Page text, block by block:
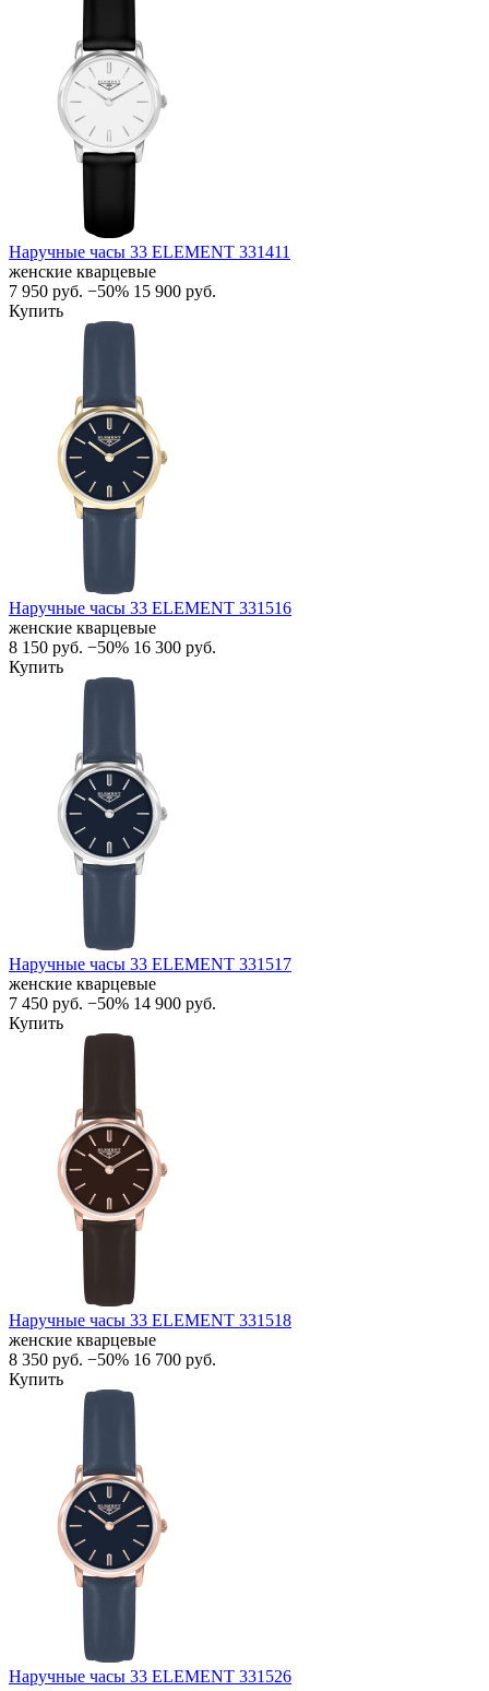
Наручные часы 33 ELEMENT 331411
женские кварцевые
7 950 руб. −50% 15 900 руб.
Купить
Наручные часы 33 ELEMENT 331516
женские кварцевые
8 150 руб. −50% 16 300 руб.
Купить
Наручные часы 33 ELEMENT 331517
женские кварцевые
7 450 руб. −50% 14 900 руб.
Купить
Наручные часы 33 ELEMENT 331518
женские кварцевые
8 350 руб. −50% 16 700 руб.
Купить
Наручные часы 33 ELEMENT 331526